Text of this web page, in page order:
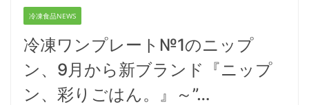
冷凍食品NEWS
冷凍ワンプレート№1のニップ
ン、9月から新ブランド『ニップ
ン、彩りごはん。』～”…